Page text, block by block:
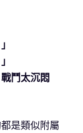
鬥太沉悶
是類似附屬